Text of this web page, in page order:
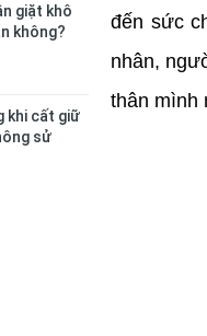
giặt khô
không?
khi cất giữ
sử
đến sức
nhân,
thân mình